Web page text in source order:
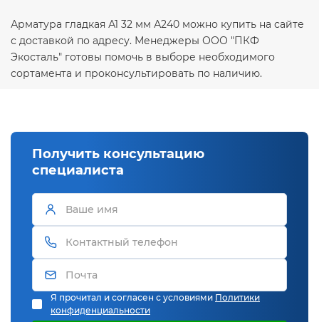
Арматура гладкая А1 32 мм А240 можно купить на сайте
с доставкой по адресу. Менеджеры ООО "ПКФ
Экосталь" готовы помочь в выборе необходимого
сортамента и проконсультировать по наличию.
Получить консультацию
специалиста
Я прочитал и согласен с условиями Политики
конфиденциальности